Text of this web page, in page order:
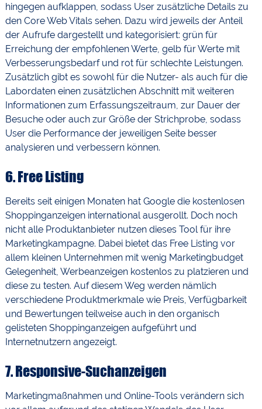
hingegen aufklappen, sodass User zusätzliche Details zu
den Core Web Vitals sehen. Dazu wird jeweils der Anteil
der Aufrufe dargestellt und kategorisiert: grün für
Erreichung der empfohlenen Werte, gelb für Werte mit
Verbesserungsbedarf und rot für schlechte Leistungen.
Zusätzlich gibt es sowohl für die Nutzer- als auch für die
Labordaten einen zusätzlichen Abschnitt mit weiteren
Informationen zum Erfassungszeitraum, zur Dauer der
Besuche oder auch zur Größe der Strichprobe, sodass
User die Performance der jeweiligen Seite besser
analysieren und verbessern können.
6.Free Listing
Bereits seit einigen Monaten hat Google die kostenlosen
Shoppinganzeigen international ausgerollt. Doch noch
nicht alle Produktanbieter nutzen dieses Tool für ihre
Marketingkampagne. Dabei bietet das Free Listing vor
allem kleinen Unternehmen mit wenig Marketingbudget
Gelegenheit, Werbeanzeigen kostenlos zu platzieren und
diese zu testen. Auf diesem Weg werden nämlich
verschiedene Produktmerkmale wie Preis, Verfügbarkeit
und Bewertungen teilweise auch in den organisch
gelisteten Shoppinganzeigen aufgeführt und
Internetnutzern angezeigt.
7.Responsive-Suchanzeigen
Marketingmaßnahmen und Online-Tools verändern sich